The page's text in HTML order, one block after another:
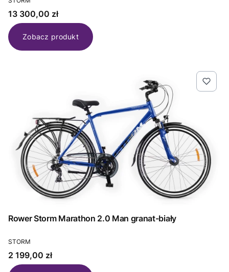
Cena
13 300,00 zł
Zobacz produkt
Rower Storm Marathon 2.0 Man granat-biały
PRODUCENT
STORM
Cena
2 199,00 zł